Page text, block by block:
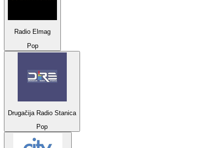
Radio Elmag
Pop
Drugačija Radio Stanica
Pop